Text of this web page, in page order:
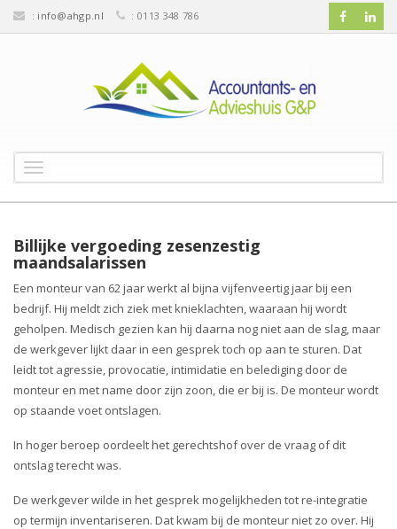
: info@ahgp.nl : 0113 348 786
o
g
l
a
v
i
g
a
Billijke vergoeding zesenzestig
maandsalarissen
Een monteur van 62 jaar werkt al bijna vijfenveertig jaar bij een
bedrijf. Hij meldt zich ziek met knieklachten, waaraan hij wordt
geholpen. Medisch gezien kan hij daarna nog niet aan de slag, maar
de werkgever lijkt daar in een gesprek toch op aan te sturen. Dat
leidt tot agressie, provocatie, intimidatie en belediging door de
monteur en met name door zijn zoon, die er bij is. De monteur wordt
op staande voet ontslagen.
In hoger beroep oordeelt het gerechtshof over de vraag of dit
ontslag terecht was.
De werkgever wilde in het gesprek mogelijkheden tot re-integratie
op termijn inventariseren. Dat kwam bij de monteur niet zo over. Hij